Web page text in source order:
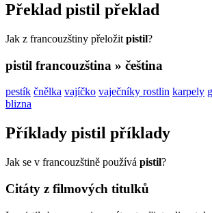
Překlad pistil překlad
Jak z francouzštiny přeložit pistil?
pistil francouzština » čeština
pestík čnělka vajíčko vaječníky rostlin karpely
blizna
Příklady pistil příklady
Jak se v francouzštině používá pistil?
Citáty z filmových titulků